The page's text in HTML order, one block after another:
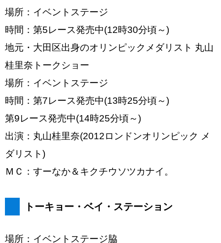
場所：イベントステージ
時間：第5レース発売中(12時30分頃～)
地元・大田区出身のオリンピックメダリスト 丸山
桂里奈トークショー
場所：イベントステージ
時間：第7レース発売中(13時25分頃～)
第9レース発売中(14時25分頃～)
出演：丸山桂里奈(2012ロンドンオリンピック メ
ダリスト)
ＭＣ：すーなか＆キクチウソツカナイ。
トーキョー・ベイ・ステーション
場所：イベントステージ脇